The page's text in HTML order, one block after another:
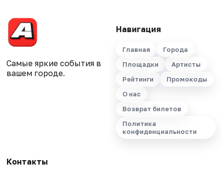
Самые яркие события в
вашем городе.
Навигация
Главная
Города
Площадки
Артисты
Рейтинги
Промокоды
О нас
Возврат билетов
Политика
конфиденциальности
Контакты